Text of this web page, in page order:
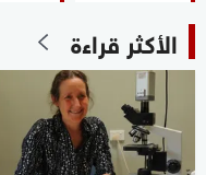
الأكثر قراءة